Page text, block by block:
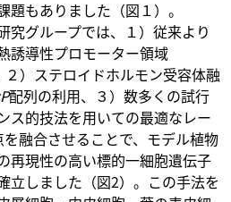
もありました（図１）。
グループでは、１）従来より
誘導性プロモーター領域
）ステロイドホルモン受容体融
配列の利用、３）数多くの試行
ス的技法を用いての最適なレー
融合させることで、モデル植物
再現性の高い標的一細胞遺伝子
立しました（図2）。この手法を